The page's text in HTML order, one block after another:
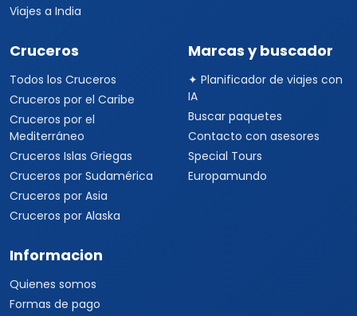
Viajes a India
Cruceros
Todos los Cruceros
Cruceros por el Caribe
Cruceros por el
Mediterráneo
Cruceros Islas Griegas
Cruceros por Sudamérica
Cruceros por Asia
Cruceros por Alaska
Marcas y buscador
✦ Planificador de viajes con
IA
Buscar paquetes
Contacto con asesores
Special Tours
Europamundo
Informacion
Quienes somos
Formas de pago